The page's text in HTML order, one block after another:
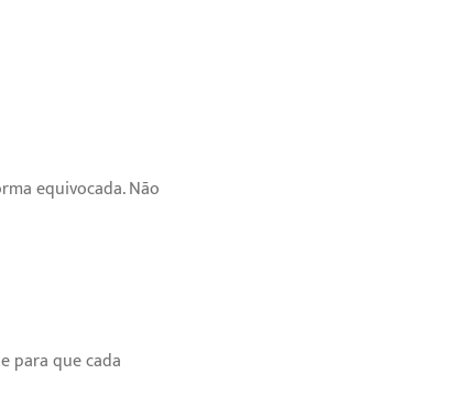
equivocada. Não
para que cada